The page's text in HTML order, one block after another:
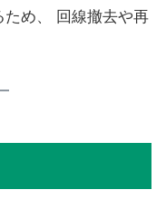
め、 回線撤去や再